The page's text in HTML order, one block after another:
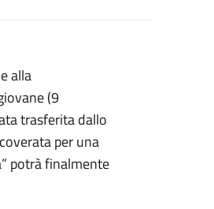
alla
(9
trasferita dallo
per una
potrà finalmente